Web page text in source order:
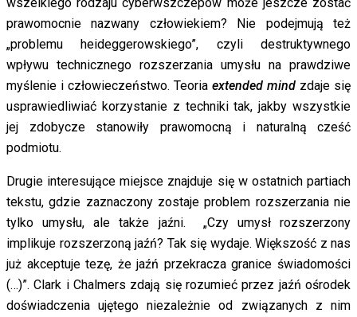
prawomocnie nazwany człowiekiem? Nie podejmują też
„problemu heideggerowskiego”, czyli destruktywnego
wpływu technicznego rozszerzania umysłu na prawdziwe
myślenie i człowieczeństwo. Teoria extended mind zdaje się
usprawiedliwiać korzystanie z techniki tak, jakby wszystkie
jej zdobycze stanowiły prawomocną i naturalną cześć
podmiotu.
Drugie interesujące miejsce znajduje się w ostatnich partiach
tekstu, gdzie zaznaczony zostaje problem rozszerzania nie
tylko umysłu, ale także jaźni. „Czy umysł rozszerzony
implikuje rozszerzoną jaźń? Tak się wydaje. Większość z nas
już akceptuje tezę, że jaźń przekracza granice świadomości
(…)”. Clark i Chalmers zdają się rozumieć przez jaźń ośrodek
doświadczenia ujętego niezależnie od związanych z nim